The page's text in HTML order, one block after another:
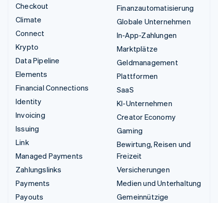
Checkout
Climate
Connect
Krypto
Data Pipeline
Elements
Financial Connections
Identity
Invoicing
Issuing
Link
Managed Payments
Zahlungslinks
Payments
Payouts
Finanzautomatisierung
Globale Unternehmen
In-App-Zahlungen
Marktplätze
Geldmanagement
Plattformen
SaaS
KI-Unternehmen
Creator Economy
Gaming
Bewirtung, Reisen und
Freizeit
Versicherungen
Medien und Unterhaltung
Gemeinnützige